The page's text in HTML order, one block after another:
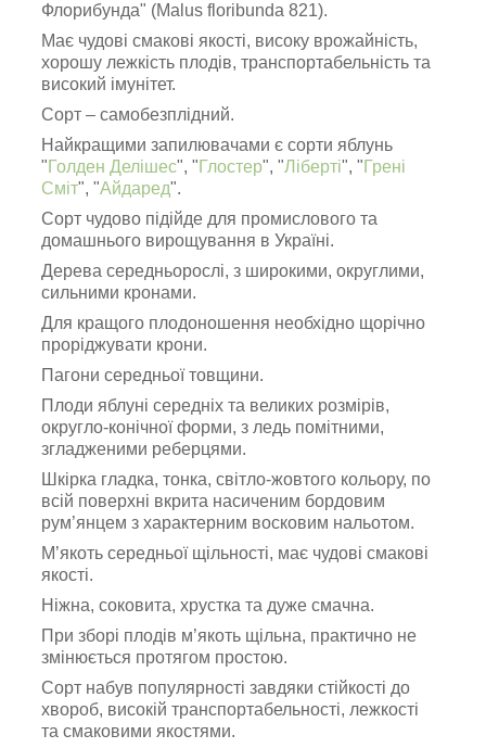
Флорибунда" (Malus floribunda 821).
Має чудові смакові якості, високу врожайність,
хорошу лежкість плодів, транспортабельність та
високий імунітет.
Сорт – самобезплідний.
Найкращими запилювачами є сорти яблунь
" Голден Делішес", " Глостер", "Ліберті", " Грені
Сміт", "Айдаред".
Сорт чудово підійде для промислового та
домашнього вирощування в Україні.
Дерева середньорослі, з широкими, округлими,
сильними кронами.
Для кращого плодоношення необхідно щорічно
проріджувати крони.
Пагони середньої товщини.
Плоди яблуні середніх та великих розмірів,
округло-конічної форми, з ледь помітними,
згладженими реберцями.
Шкірка гладка, тонка, світло-жовтого кольору, по
всій поверхні вкрита насиченим бордовим
рум’янцем з характерним восковим нальотом.
М’якоть середньої щільності, має чудові смакові
якості.
Ніжна, соковита, хрустка та дуже смачна.
При зборі плодів м’якоть щільна, практично не
змінюється протягом простою.
Сорт набув популярності завдяки стійкості до
хвороб, високій транспортабельності, лежкості
та смаковими якостями.